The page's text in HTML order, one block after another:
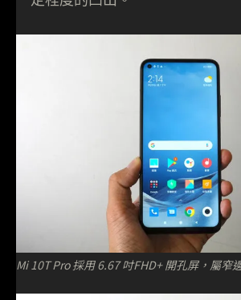
Mi 10T Pro 採用 6.67 吋FHD+ 開孔屏，屬窄